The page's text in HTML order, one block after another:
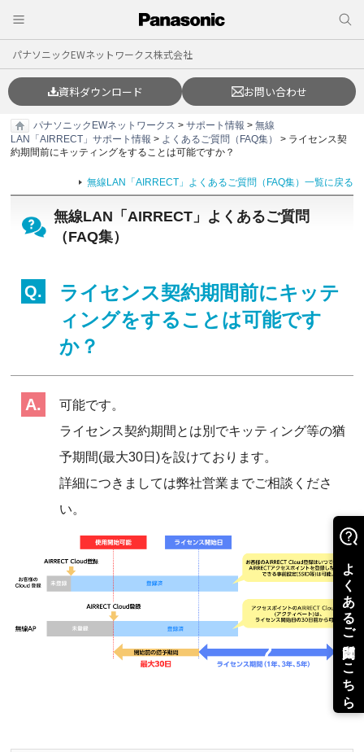
パナソニックEWネットワークス株式会社
資料ダウンロード お問い合わせ
パナソニックEWネットワークス >サポート情報 >無線
LAN「AIRRECT」サポート情報 > よくあるご質問（FAQ集）
> ライセンス契
約期間前にキッティングをすることは可能ですか？
無線LAN「AIRRECT」よくあるご質問（FAQ集）一覧に戻る
無線LAN「AIRRECT」よくあるご質問
（FAQ集）
ライセンス契約期間前にキッテ
ィングをすることは可能です
か？
可能です。
ライセンス契約期間とは別でキッティング等の猶
予期間(最大30日)を設けております。
詳細につきましては弊社営業までご相談くださ
い。